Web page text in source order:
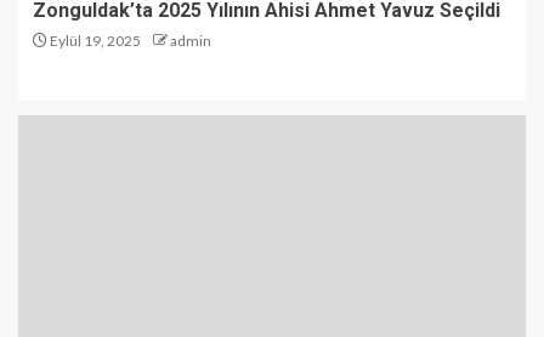
Zonguldak’ta 2025 Yılının Ahisi Ahmet Yavuz Seçildi
Eylül 19, 2025 admin